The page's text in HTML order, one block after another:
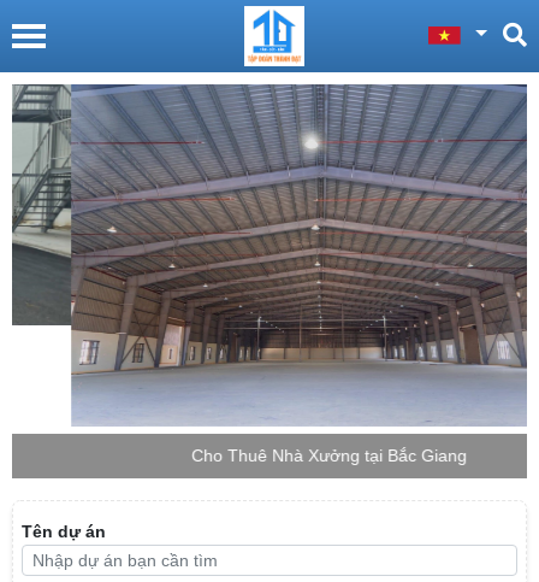
Cho Thuê Nhà Xưởng tại Bắc Giang
Tên dự án